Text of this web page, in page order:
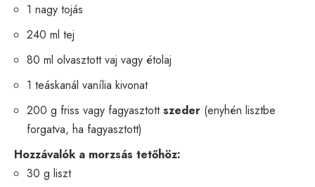
1 nagy tojás
240 ml tej
80 ml olvasztott vaj vagy étolaj
1 teáskanál vanília kivonat
200 g friss vagy fagyasztottszeder (enyhén lisztbe
forgatva, ha fagyasztott)
Hozzávalók a morzsás tetőhöz:
30 g liszt